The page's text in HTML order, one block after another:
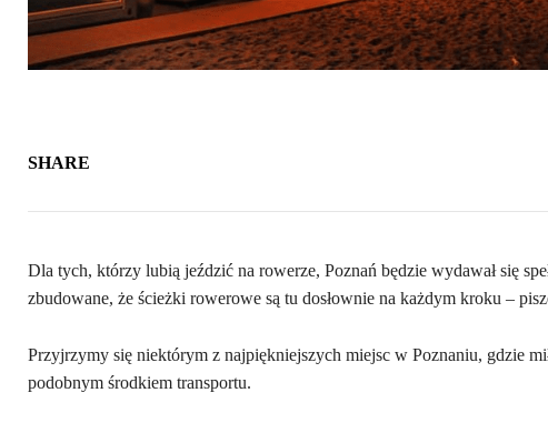
SHARE
Dla tych, którzy lubią jeździć na rowerze, Poznań będzie wydawał się
zbudowane, że ścieżki rowerowe są tu dosłownie na każdym kroku –
Przyjrzymy się niektórym z najpiękniejszych miejsc w Poznaniu, gdzie
podobnym środkiem transportu.